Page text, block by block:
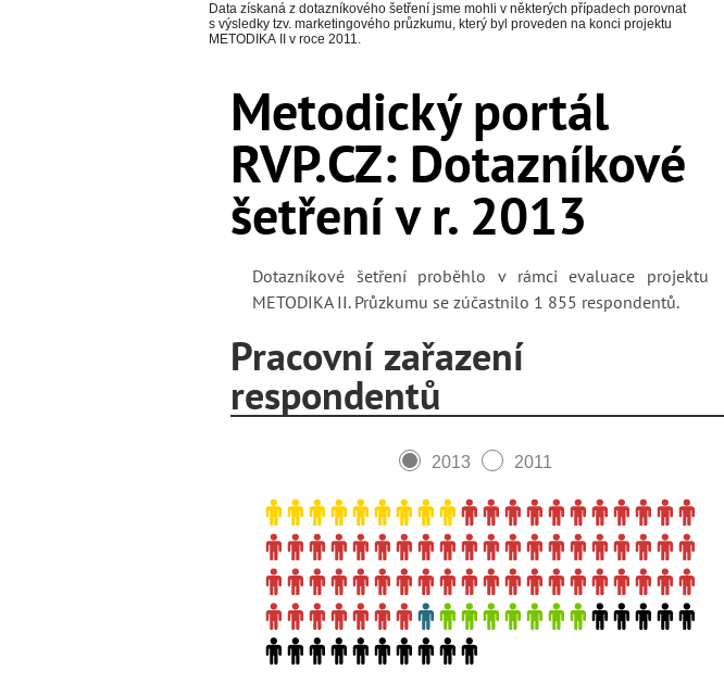
Data získaná z dotazníkového šetření jsme mohli v některých případech porovnat
s výsledky tzv. marketingového průzkumu, který byl proveden na konci projektu
METODIKA II v roce 2011.